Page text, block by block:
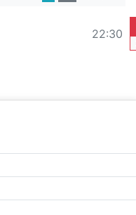
22:30